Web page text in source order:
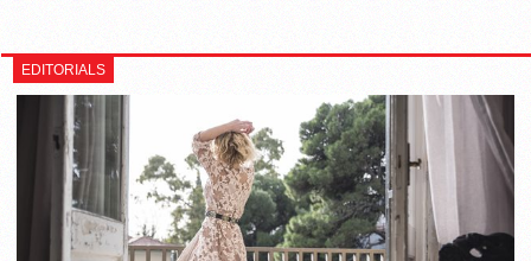
EDITORIALS